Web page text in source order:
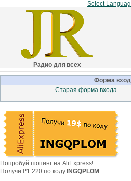
Select
Радио для всех
Форма
Старая форма входа
Попробуй шопинг на AliExpress!
Получи ₽1 220 по коду INGQPLOM